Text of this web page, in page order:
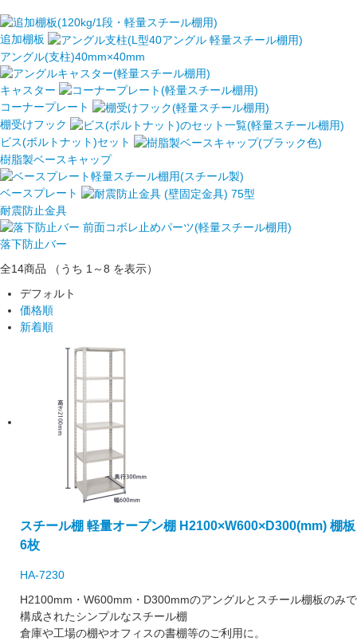
追加棚板
アングル(支柱)40mm×40mm
キャスター
コーナープレート
棚受けフック
ビス(ボルトナット)セット
樹脂製ベースキャップ
ベースプレート
耐震防止金具
落下防止バー
全14商品 （うち 1～8 を表示）
デフォルト
価格順
新着順
スチール棚 軽量オープン棚 H2100×W600×D300(mm) 棚板
6枚
HA-7230
H2100mm・W600mm・D300mmのアングルとスチール棚板のみで
構成されたシンプルなスチール棚
倉庫や工場の棚やオフィスの書棚等のご利用に。